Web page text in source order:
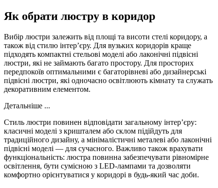
Як обрати люстру в коридор
Вибір люстри залежить від площі та висоти стелі коридору, а
також від стилю інтер’єру. Для вузьких коридорів краще
підходять компактні стельові моделі або лаконічні підвісні
люстри, які не займають багато простору. Для просторих
передпокоїв оптимальними є багаторівневі або дизайнерські
підвісні люстри, які одночасно освітлюють кімнату та служать
декоративним елементом.
Детальніше ...
Стиль люстри повинен відповідати загальному інтер’єру:
класичні моделі з кришталем або склом підійдуть для
традиційного дизайну, а мінімалістичні металеві або лаконічні
підвісні моделі — для сучасного. Важливо також врахувати
функціональність: люстра повинна забезпечувати рівномірне
освітлення, бути сумісною з LED-лампами та дозволяти
комфортно орієнтуватися у коридорі в будь-який час доби.